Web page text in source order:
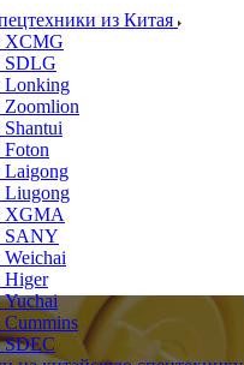
из Китая
XCMG
SDLG
Lonking
Zoomlion
Shantui
Foton
Laigong
Liugong
XGMA
SANY
Weichai
Higer
Yuchai
Cummins
SDEC